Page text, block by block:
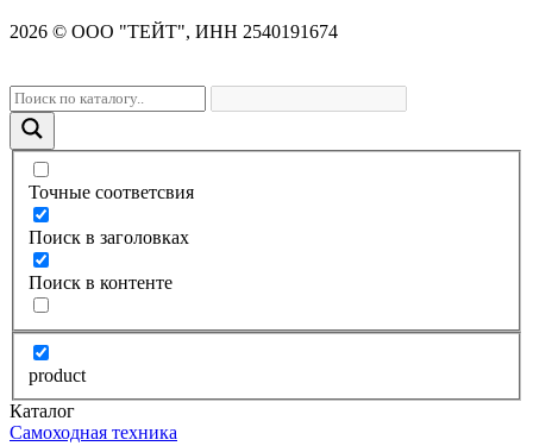
2026 © OOO "ТЕЙТ", ИНН 2540191674
Точные соответсвия
Поиск в заголовках
Поиск в контенте
product
Каталог
Самоходная техника